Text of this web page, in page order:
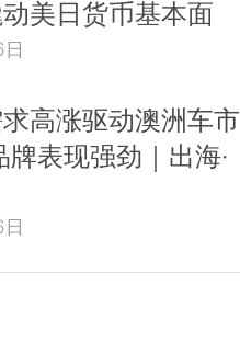
美日货币基本面
高涨驱动澳洲车市
表现强劲｜出海·